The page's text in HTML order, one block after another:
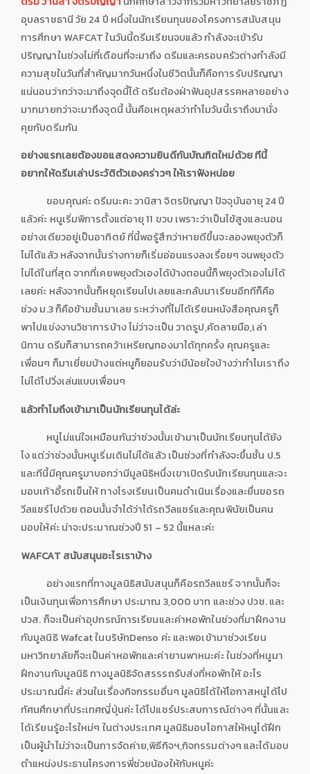
อุบลราชธานี วัย 24 ปี หนึ่งในนักเรียนทุนของโครงการสนับสนุน
การศึกษา WAFCAT ในวันนี้ดรีมเรียนจบแล้ว กำลังจะเข้ารับ
ปริญญาในช่วงไม่กี่เดือนที่จะมาถึง ดรีมและครอบครัวต่างกำลังมี
ความสุขในวันที่สำคัญมากวันหนึ่งในชีวิตนั้นก็คือการรับปริญญา
แน่นอนว่ากว่าจะมาถึงจุดนี้ได้ ดรีมต้องฝ่าฟันอุปสรรคหลายอย่าง
มากมายกว่าจะมาถึงจุดนี้ นั้นคือเหตุผลว่าทำไมวันนี้เราถึงมานั่ง
คุยกับดรีมกัน
อย่างแรกเลยต้องขอแสดงความยินดีกันบัณฑิตใหม่ด้วย ทีนี้
อยากให้ดรีมเล่าประวัติตัวเองคร่าวๆ ให้เราฟังหน่อย
ขอบคุณค่ะ ดรีมนะคะ วานิสา จิตรปัญญา ปัจจุบันอายุ 24 ปี
แล้วค่ะ หนูเริ่มพิการตั้งแต่อายุ 11 ขวบ เพราะว่าเป็นไข้สูงและนอน
อย่างเดียวอยู่เป็นอาทิตย์ ที่นี้พอรู้สึกว่าหายดีขึ้นจะลองพยุงตัวก็
ไม่ได้แล้ว หลังจากนั้นร่างกายก็เริ่มอ่อนแรงลงเรื่อยๆ จนพยุงตัว
ไม่ได้ในที่สุด จากที่เคยพยุงตัวเองได้บ้างตอนนี้ก็พยุงตัวเองไม่ได้
เลยค่ะ หลังจากนั้นก็หยุดเรียนไปเลยและกลับมาเรียนอีกทีก็คือ
ช่วง ม.3 ก็คือข้ามชั้นมาเลย ระหว่างที่ไม่ได้เรียนหนังสือคุณครูก็
พาไปแข่งงานวิชาการบ้าง ไม่ว่าจะเป็น วาดรูป,คัดลายมือ,เล่า
นิทาน ดรีมก็สามารถคว้าเหรียญทองมาได้ทุกครั้ง คุณครูและ
เพื่อนๆ ก็มาเยี่ยมบ้างแต่หนูก็ยอมรับว่ามีน้อยใจบ้างว่าทำไมเราถึง
ไม่ได้ไปวิ่งเล่นแบบเพื่อนๆ
แล้วทำไมถึงเข้ามาเป็นนักเรียนทุนได้ล่ะ
หนูไม่แน่ใจเหมือนกันว่าช่วงนั้นเข้ามาเป็นนักเรียนทุนได้ยัง
ไง แต่ว่าช่วงนั้นหนูเริ่มเดินไม่ได้แล้ว เป็นช่วงที่กำลังจะขึ้นชั้น ป.5
และทีนี้มีคุณครูมาบอกว่ามีมูลนิธิหนึ่งเขาเปิดรับนักเรียนทุนและจะ
มอบเก้าอี้รถเข็นให้ ทางโรงเรียนเป็นคนดำเนินเรื่องและยื่นขอรถ
วีลแชร์ไปด้วย ตอนนั้นจำได้ว่าได้รถวีลแชร์และคุณพินัยเป็นคน
มอบให้ค่ะ น่าจะประมาณช่วงปี 51 – 52 นี้แหละค่ะ
WAFCAT สนับสนุนอะไรเราบ้าง
อย่างแรกที่ทางมูลนิธิสนับสนุนก็คือรถวีลแชร์ จากนั้นก็จะ
เป็นเงินทุนเพื่อการศึกษา ประมาณ 3,000 บาท และช่วง ปวช. และ
ปวส. ก็จะเป็นค่าอุปกรณ์การเรียนและค่าหอพักในช่วงที่มาฝึกงาน
กับมูลนิธิ Wafcat ในบริษัทDenso ค่ะ และพอเข้ามาช่วงเรียน
มหาวิทยาลัยก็จะเป็นค่าหอพักและค่ายานพาหนะค่ะ ในช่วงที่หนูมา
ฝึกงานกับมูลนิธิ ทางมูลนิธิจัดสรรรถรับส่งที่หอพักให้ อะไร
ประมาณนี้ค่ะ ส่วนในเรื่องกิจกรรมอื่นๆ มูลนิธิได้ให้โอกาสหนูได้ไป
ทัศนศึกษาที่ประเทศญี่ปุ่นค่ะ ได้ไปแชร์ประสบการณ์ต่างๆ ที่นั้นและ
ได้เรียนรู้อะไรใหม่ๆ ในต่างประเทศ มูลนิธิมอบโอกาสให้หนูได้ฝึก
เป็นผู้นำไม่ว่าจะเป็นการจัดค่าย,พิธีกิจฯ,กิจกรรมต่างๆ และได้มอบ
ตำแหน่งประธานโครงการพี่ช่วยน้องให้กับหนูค่ะ